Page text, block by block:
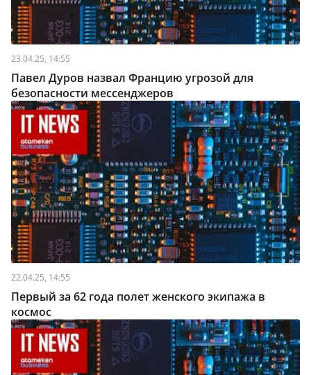
23.04.25, 14:55
Павел Дуров назвал Францию угрозой для
безопасности мессенджеров
22.04.25, 14:55
Первый за 62 года полет женского экипажа в
космос